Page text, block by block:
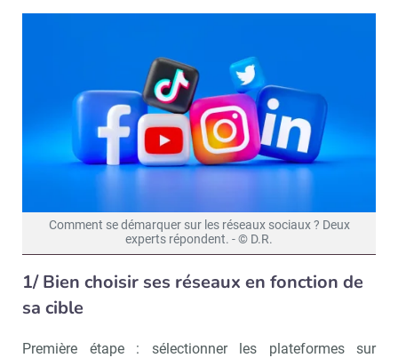
Comment se démarquer sur les réseaux sociaux ? Deux
experts répondent. - © D.R.
1/ Bien choisir ses réseaux en fonction de
sa cible
Première étape : sélectionner les plateformes sur